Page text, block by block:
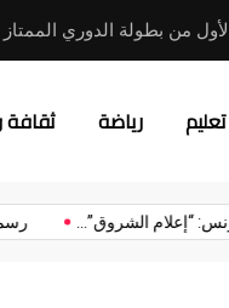
تعليم رياضة
يونس: “إعلام الشروق”...